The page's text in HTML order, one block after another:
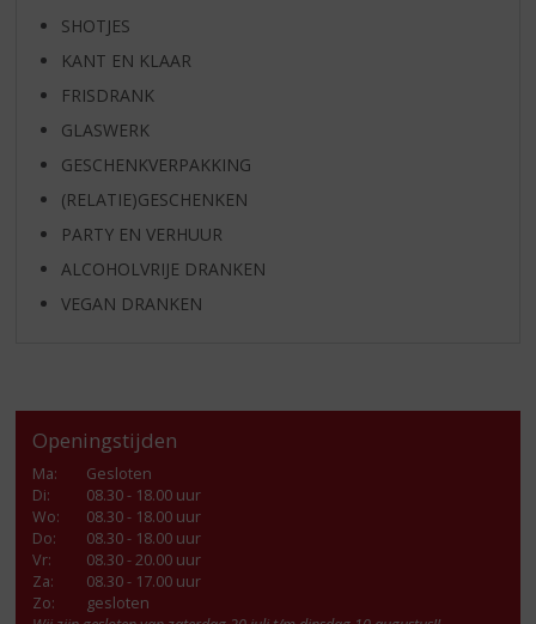
SHOTJES
KANT EN KLAAR
FRISDRANK
GLASWERK
GESCHENKVERPAKKING
(RELATIE)GESCHENKEN
PARTY EN VERHUUR
ALCOHOLVRIJE DRANKEN
VEGAN DRANKEN
Openingstijden
Ma:
Gesloten
Di:
08.30 - 18.00 uur
Wo:
08.30 - 18.00 uur
Do:
08.30 - 18.00 uur
Vr:
08.30 - 20.00 uur
Za:
08.30 - 17.00 uur
Zo:
gesloten